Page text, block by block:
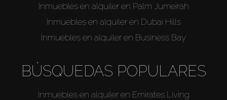
Inmuebles en alquiler en Palm Jumeirah
Inmuebles en alquiler en Dubai Hills
Inmuebles en alquiler en Business Bay
BÚSQUEDAS POPULARES
Inmuebles en alquiler en Emirates Living